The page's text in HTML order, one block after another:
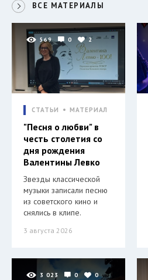
ВСЕ МАТЕРИАЛЫ
569 0 2
СТАТЬИ МАТЕРИАЛ
"Песня о любви" в
честь столетия со
дня рождения
Валентины Левко
Звезды классической
музыки записали песню
из советского кино и
снялись в клипе.
3 августа 2026
3 023 0 0